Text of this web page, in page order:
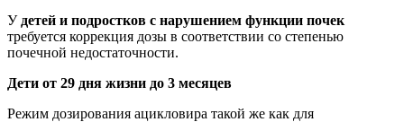
Удетей и подростков с нарушением функции почек
требуется коррекция дозы в соответствии со степенью
почечной недостаточности.
Дети от 29 дня жизни до 3 месяцев
Режим дозирования ацикловира такой же как для